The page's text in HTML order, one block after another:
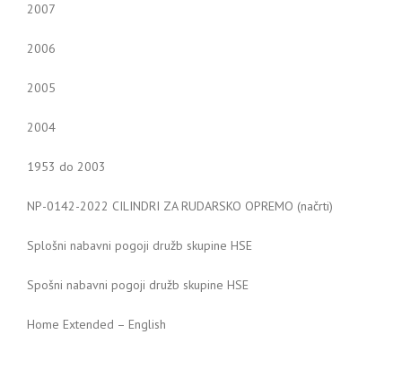
2007
2006
2005
2004
1953 do 2003
NP-0142-2022 CILINDRI ZA RUDARSKO OPREMO (načrti)
Splošni nabavni pogoji družb skupine HSE
Spošni nabavni pogoji družb skupine HSE
Home Extended – English